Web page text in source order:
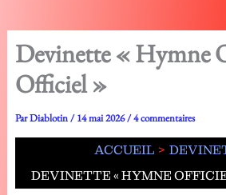
Devinette « Hymne
Officiel »
ParDiablotin/14 mai 2026/4 commentaires
ACCUEIL
DEVINETTE « HYMNE